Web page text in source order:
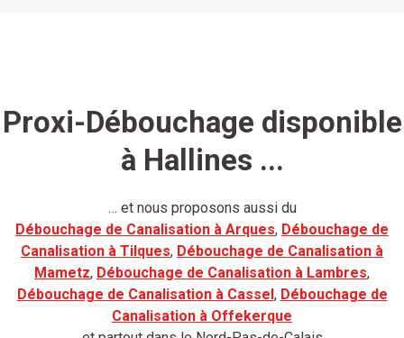
Proxi-Débouchage disponible
à Hallines ...
… et nous proposons aussi du
Débouchage de Canalisation à Arques, Débouchage de
Canalisation à Tilques, Débouchage de Canalisation à
Mametz, Débouchage de Canalisation à Lambres,
Débouchage de Canalisation à Cassel, Débouchage de
Canalisation à Offekerque